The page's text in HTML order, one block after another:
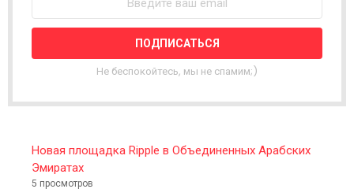
L
E
T
R
Не беспокойтесь, мы не спамим;)
Новая площадка Ripple в Объединенных Арабских
Эмиратах
5 просмотров